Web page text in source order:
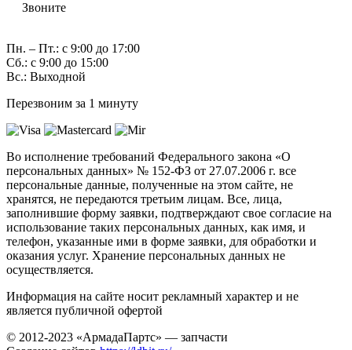
Звоните
Пн. – Пт.: с 9:00 до 17:00
Сб.: с 9:00 до 15:00
Вс.: Выходной
Перезвоним за 1 минуту
Во исполнение требований Федерального закона «О
персональных данных» № 152-ФЗ от 27.07.2006 г. все
персональные данные, полученные на этом сайте, не
хранятся, не передаются третьим лицам. Все, лица,
заполнившие форму заявки, подтверждают свое согласие на
использование таких персональных данных, как имя, и
телефон, указанные ими в форме заявки, для обработки и
оказания услуг. Хранение персональных данных не
осуществляется.
Информация на сайте носит рекламный характер и не
является публичной офертой
© 2012-2023 «АрмадаПартс» — запчасти